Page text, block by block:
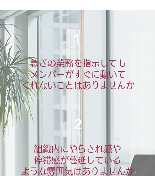
1
急ぎの業務を指示しても
メンバーがすぐに動いて
くれないことはありませんか
2
組織内にやらされ感や
停滞感が蔓延している
ような雰囲気はありませんか